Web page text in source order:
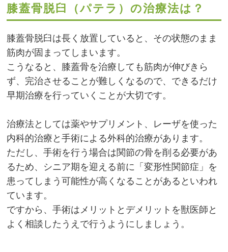
膝蓋骨脱臼（パテラ）の治療法は？
膝蓋骨脱臼は長く放置していると、その状態のまま
筋肉が固まってしまいます。
こうなると、膝蓋骨を治療しても筋肉が伸びきら
ず、完治させることが難しくなるので、できるだけ
早期治療を行っていくことが大切です。
治療法としては薬やサプリメント、レーザを使った
内科的治療と手術による外科的治療があります。
ただし、手術を行う場合は関節の骨を削る必要があ
るため、シニア期を迎える前に「変形性関節症」を
患ってしまう可能性が高くなることがあるといわれ
ています。
ですから、手術はメリットとデメリットを獣医師と
よく相談したうえで行うようにしましょう。